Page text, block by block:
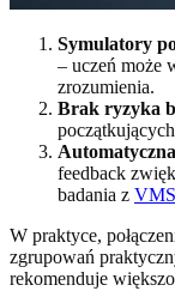
Symulatory
– uczeń może
zrozumienia.
Brak ryzyka
feedback
badania z
W praktyce,
zgrupowań
rekomenduje